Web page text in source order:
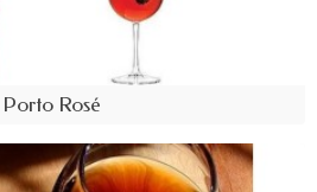
Porto Rosé